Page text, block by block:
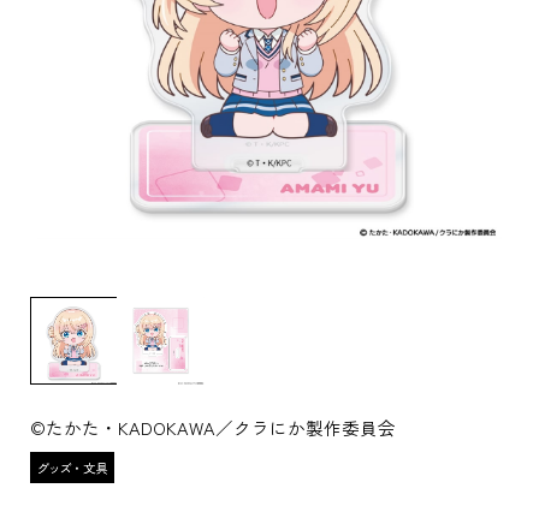
©たかた・KADOKAWA／クラにか製作委員会